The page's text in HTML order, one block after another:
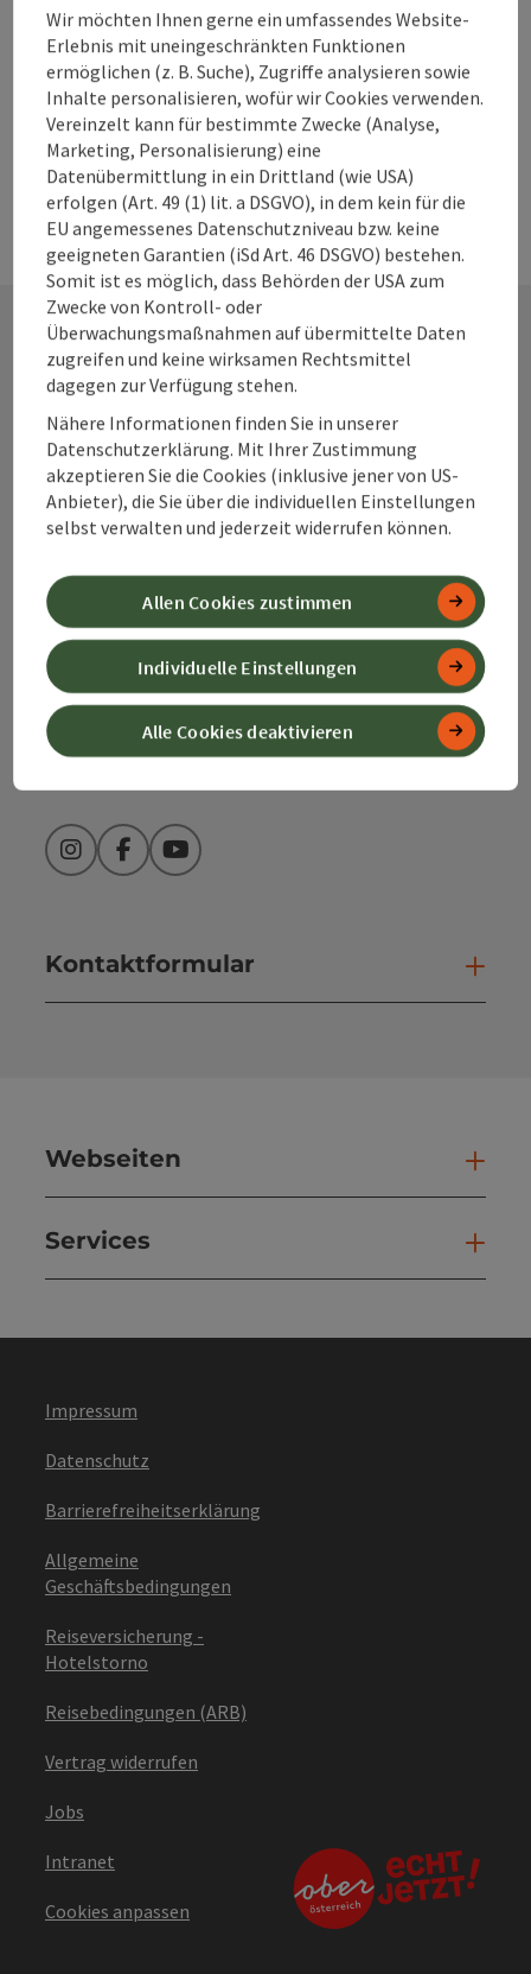
PDF erstellen
powered byTOURDATA Änderung vorschlagen
Kontakt
Alpenland Tourismus GmbH
Bahnhofstraße 2
+43 50 360 360 360
info@360alpenland.com
InstagramFacebookYouTube
Kontaktformular
Webseiten
Services
Impressum
Datenschutz
Barrierefreiheitserklärung
Allgemeine
Geschäftsbedingungen
Reiseversicherung -
Hotelstorno
Reisebedingungen (ARB)
Vertrag widerrufen
Jobs
Intranet
Cookies anpassen
Wir möchten Ihnen gerne ein umfassendes Website-
Erlebnis mit uneingeschränkten Funktionen
ermöglichen (z. B. Suche), Zugriffe analysieren sowie
Inhalte personalisieren, wofür wir Cookies verwenden.
Vereinzelt kann für bestimmte Zwecke (Analyse,
Marketing, Personalisierung) eine
Datenübermittlung in ein Drittland (wie USA)
erfolgen (Art. 49 (1) lit. a DSGVO), in dem kein für die
EU angemessenes Datenschutzniveau bzw. keine
geeigneten Garantien (iSd Art. 46 DSGVO) bestehen.
Somit ist es möglich, dass Behörden der USA zum
Zwecke von Kontroll- oder
Überwachungsmaßnahmen auf übermittelte Daten
zugreifen und keine wirksamen Rechtsmittel
dagegen zur Verfügung stehen.
Nähere Informationen finden Sie in unserer
Datenschutzerklärung. Mit Ihrer Zustimmung
akzeptieren Sie die Cookies (inklusive jener von US-
Anbieter), die Sie über die individuellen Einstellungen
selbst verwalten und jederzeit widerrufen können.
Alle Cookies deaktivieren
Individuelle Einstellungen
Allen Cookies zustimmen